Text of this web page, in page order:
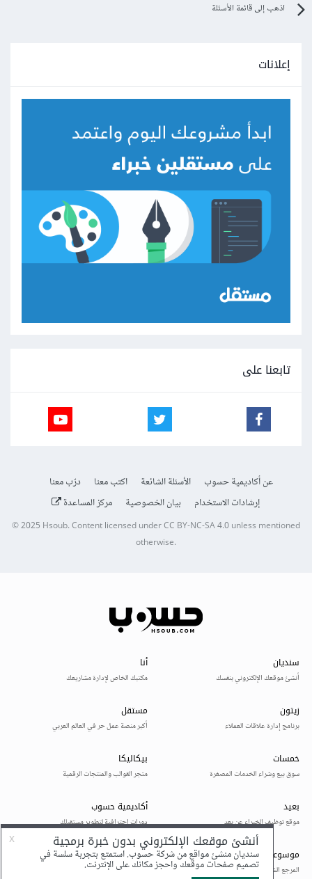
اذهب إلى قائمة الأسئلة
إعلانات
تابعنا على
عن أكاديمية حسوب الأسئلة الشائعة اكتب معنا
درّب معنا
إرشادات الاستخدام
بيان الخصوصية مركز المساعدة
© 2025Hsoub.Content licensed underCC BY-NC-SA 4.0unless mentioned
otherwise.